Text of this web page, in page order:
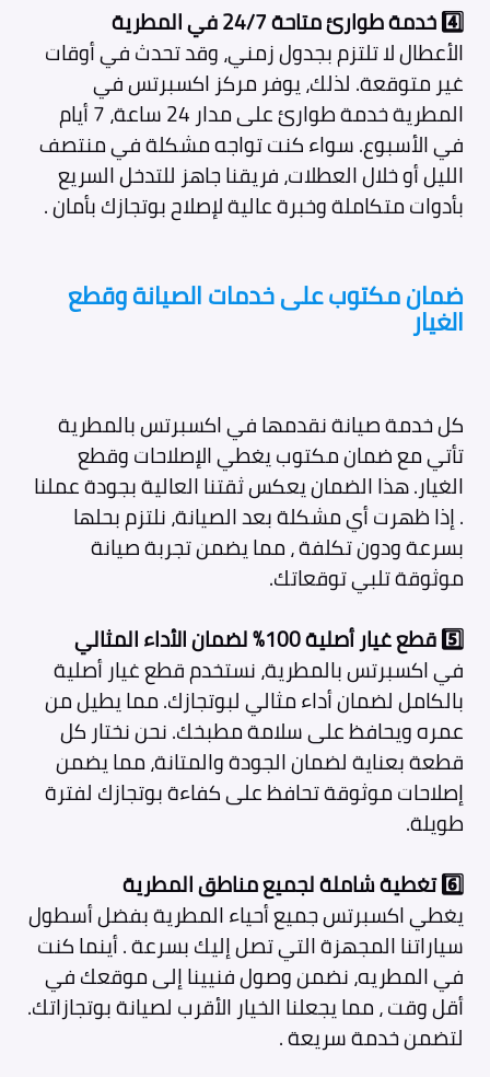
4️⃣ خدمة طوارئ متاحة 24/7 في المطرية
الأعطال لا تلتزم بجدول زمني، وقد تحدث في أوقات
غير متوقعة. لذلك، يوفر مركز اكسبرتس في
المطرية خدمة طوارئ على مدار 24 ساعة، 7 أيام
في الأسبوع. سواء كنت تواجه مشكلة في منتصف
الليل أو خلال العطلات، فريقنا جاهز للتدخل السريع
بأدوات متكاملة وخبرة عالية لإصلاح بوتجازك بأمان .
ضمان مكتوب على خدمات الصيانة وقطع
الغيار
كل خدمة صيانة نقدمها في اكسبرتس بالمطرية
تأتي مع ضمان مكتوب يغطي الإصلاحات وقطع
الغيار. هذا الضمان يعكس ثقتنا العالية بجودة عملنا
. إذا ظهرت أي مشكلة بعد الصيانة، نلتزم بحلها
بسرعة ودون تكلفة ، مما يضمن تجربة صيانة
موثوقة تلبي توقعاتك.
5️⃣قطع غيار أصلية 100% لضمان الأداء المثالي
في اكسبرتس بالمطرية، نستخدم قطع غيار أصلية
بالكامل لضمان أداء مثالي لبوتجازك. مما يطيل من
عمره ويحافظ على سلامة مطبخك. نحن نختار كل
قطعة بعناية لضمان الجودة والمتانة، مما يضمن
إصلاحات موثوقة تحافظ على كفاءة بوتجازك لفترة
طويلة.
6️⃣تغطية شاملة لجميع مناطق المطرية
يغطي اكسبرتس جميع أحياء المطرية بفضل أسطول
سياراتنا المجهزة التي تصل إليك بسرعة . أينما كنت
في المطريه، نضمن وصول فنيينا إلى موقعك في
أقل وقت ، مما يجعلنا الخيار الأقرب لصيانة بوتجازاتك.
لتضمن خدمة سريعة .